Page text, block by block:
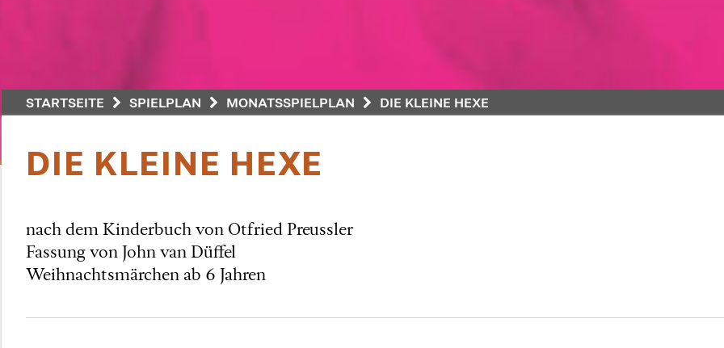
STARTSEITE SPIELPLAN MONATSSPIELPLAN DIE KLEINE HEXE
DIE KLEINE HEXE
nach dem Kinderbuch von Otfried Preussler
Fassung von John van Düffel
Weihnachtsmärchen ab 6 Jahren